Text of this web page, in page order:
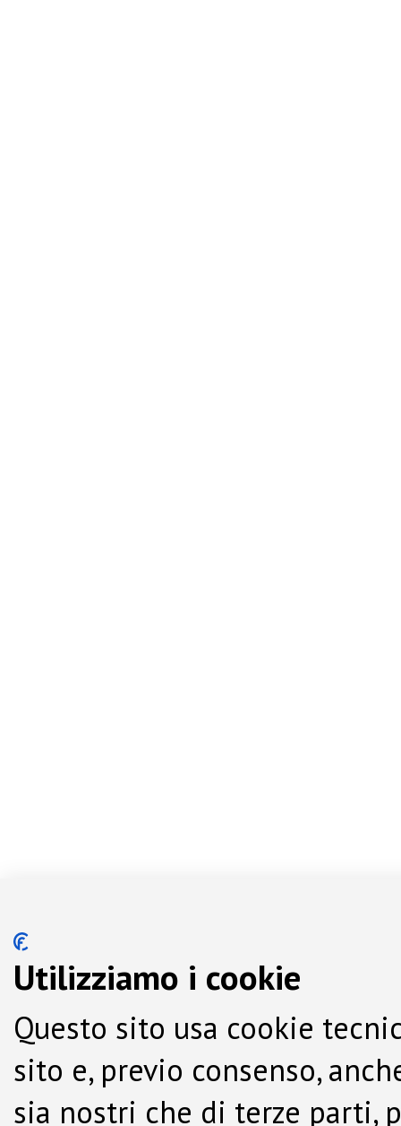
Utilizziamo i cookie
Questo sito usa cookie
sito e, previo consenso,
sia nostri che di terze parti,